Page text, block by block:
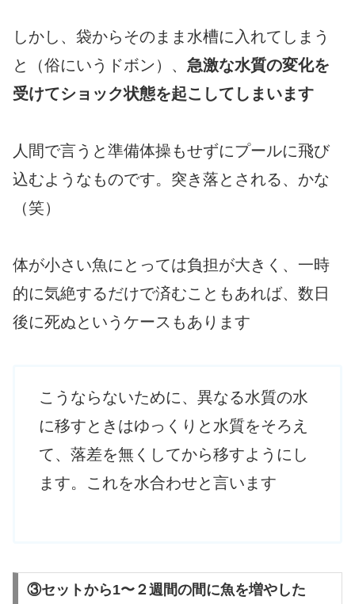
しかし、袋からそのまま水槽に入れてしまう
と（俗にいうドボン）、 急激な水質の変化を
受けてショック状態を起こしてしまいます
人間で言うと準備体操もせずにプールに飛び
込むようなものです。突き落とされる、かな
（笑）
体が小さい魚にとっては負担が大きく、一時
的に気絶するだけで済むこともあれば、数日
後に死ぬというケースもあります
こうならないために、異なる水質の水
に移すときはゆっくりと水質をそろえ
て、落差を無くしてから移すようにし
ます。これを水合わせと言います
③セットから1〜２週間の間に魚を増やした